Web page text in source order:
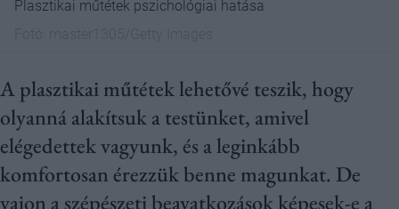
Plasztikai műtétek pszichológiai hatása
A plasztikai műtétek lehetővé teszik, hogy
olyanná alakítsuk a testünket, amivel
elégedettek vagyunk, és a leginkább
komfortosan érezzük benne magunkat. De
vajon a szépészeti beavatkozások képesek-e a